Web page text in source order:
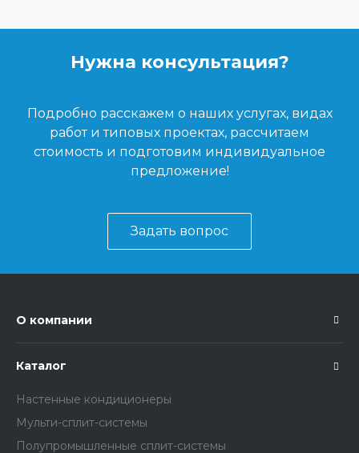
Нужна консультация?
Подробно расскажем о наших услугах, видах
работ и типовых проектах, рассчитаем
стоимость и подготовим индивидуальное
предложение!
Задать вопрос
О компании
Каталог
Настенные кондиционеры
Мульти-сплит-системы
Полупромышленные сплит-системы